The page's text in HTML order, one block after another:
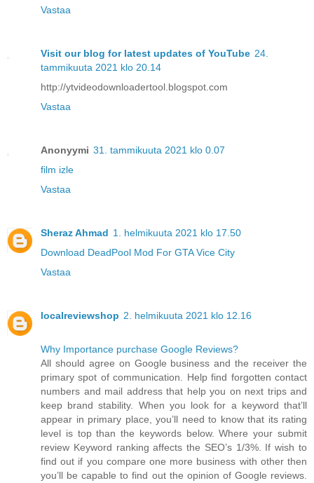
Vastaa
Visit our blog for latest updates of YouTube 24.
tammikuuta 2021 klo 20.14
http://ytvideodownloadertool.blogspot.com
Vastaa
Anonyymi 31. tammikuuta 2021 klo 0.07
film izle
Vastaa
Sheraz Ahmad 1. helmikuuta 2021 klo 17.50
Download DeadPool Mod For GTA Vice City
Vastaa
localreviewshop 2. helmikuuta 2021 klo 12.16
Why Importance purchase Google Reviews?
All should agree on Google business and the receiver the
primary spot of communication. Help find forgotten contact
numbers and mail address that help you on next trips and
keep brand stability. When you look for a keyword that’ll
appear in primary place, you’ll need to know that its rating
level is top than the keywords below. Where your submit
review Keyword ranking affects the SEO’s 1/3%. If wish to
find out if you compare one more business with other then
you’ll be capable to find out the opinion of Google reviews.